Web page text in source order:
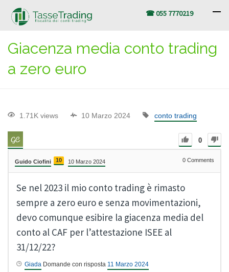
☎ 055 7770219
Giacenza media conto trading
a zero euro
1.71K views 10 Marzo 2024 conto trading
0
Guido Ciofini 10 10 Marzo 2024 0 Comments
Se nel 2023 il mio conto trading è rimasto
sempre a zero euro e senza movimentazioni,
devo comunque esibire la giacenza media del
conto al CAF per l’attestazione ISEE al
31/12/22?
Giada Domande con risposta 11 Marzo 2024